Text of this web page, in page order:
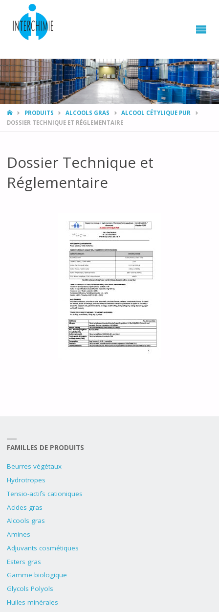
HOMEPRODUITS ALCOOLS GRAS
ALCOOL CÉTYLIQUE PUR
DOSSIER TECHNIQUE ET RÉGLEMENTAIRE
Dossier Technique et
Réglementaire
FAMILLES DE PRODUITS
Beurres végétaux
Hydrotropes
Tensio-actifs cationiques
Acides gras
Alcools gras
Amines
Adjuvants cosmétiques
Esters gras
Gamme biologique
Glycols Polyols
Huiles minérales